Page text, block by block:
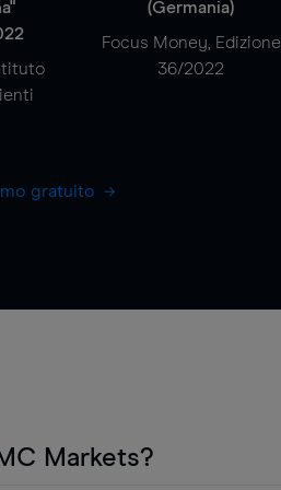
(Germania)
Focus Money, Edizione
36/2022
gratuito
Markets?